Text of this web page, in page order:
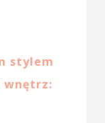
stylem
wnętrz: